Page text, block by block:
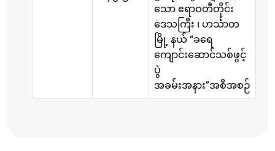
သော ဧရာဝတီတိုင်း
ဒေသကြီး ၊ ဟင်္သာတ
မြို့ နယ် “ခရေ
ကျောင်းဆောင်သစ်ဖွင့်
ပွဲ
အခမ်းအနား”အစီအစဉ်